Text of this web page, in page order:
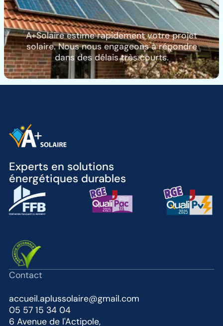
A+Solaire estime rapidement votre projet
solaire. Nous nous engageons à répondre
dans des délais très courts.
Experts en solutions
énergétiques durables
Contact
accueil.aplussolaire@gmail.com
05 57 15 34 04
6 Avenue de l'Actipole,